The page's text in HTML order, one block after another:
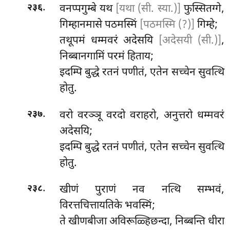
२३६. वनप्पगुम्बे यथ [यथा (सी. स्या.)] फुस्सितग्गे,
गिम्हानमासे पठमस्मिं [पठमस्मि (?)] गिम्हे;
तथूपमं धम्मवरं अदेसयि [अदेसयी (सी.)],
निब्बानगामिं परमं हिताय;
इदम्पि बुद्धे रतनं पणीतं, एतेन सच्चेन सुवत्थि
होतु.
२३७.
वरो वरञ्ञू वरदो वराहरो, अनुत्तरो धम्मवरं
अदेसयि;
इदम्पि बुद्धे रतनं पणीतं, एतेन सच्चेन सुवत्थि
होतु.
२३८. खीणंपुराणं नव नत्थि सम्भवं,
विरत्तचित्तायतिके भवस्मिं;
ते खीणबीजा अविरूळ्हिछन्दा, निब्बन्तिधीरा